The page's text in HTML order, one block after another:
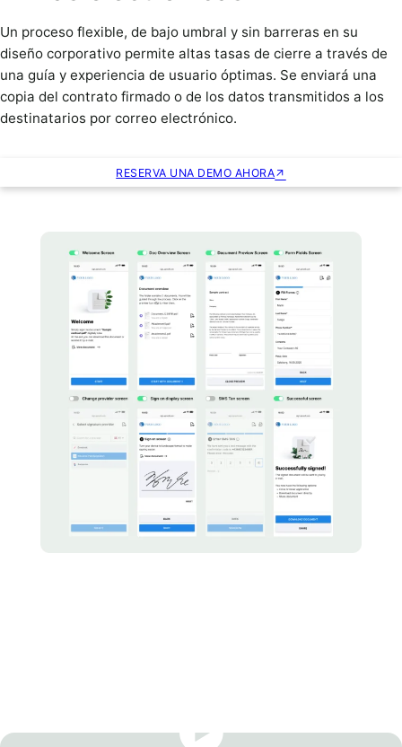
Un proceso flexible, de bajo umbral y sin barreras en su
diseño corporativo permite altas tasas de cierre a través de
una guía y experiencia de usuario óptimas. Se enviará una
copia del contrato firmado o de los datos transmitidos a los
destinatarios por correo electrónico.
RESERVA UNA DEMO AHORA